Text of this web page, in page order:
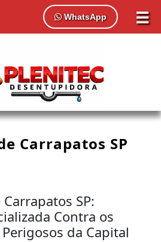
☰
WhatsApp
Carrapatos SP
SP:
Contra os
da Capital